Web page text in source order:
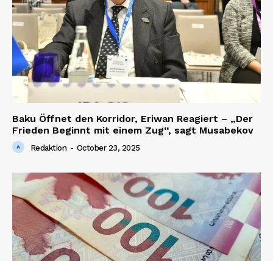
Baku Öffnet den Korridor, Eriwan Reagiert – „Der
Frieden Beginnt mit einem Zug“, sagt Musabekov
Redaktion - October 23, 2025